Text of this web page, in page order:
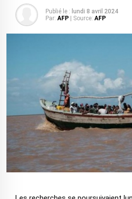
Publié le : lundi 8 avril 2024
Par: AFP | Source: AFP